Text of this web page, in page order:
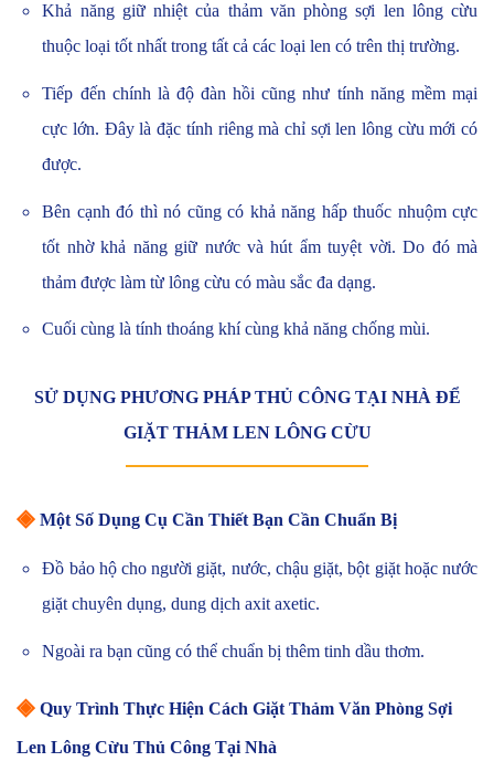
Khả năng giữ nhiệt của thảm văn phòng sợi len lông cừu
thuộc loại tốt nhất trong tất cả các loại len có trên thị trường.
Tiếp đến chính là độ đàn hồi cũng như tính năng mềm mại
cực lớn. Đây là đặc tính riêng mà chỉ sợi len lông cừu mới có
được.
Bên cạnh đó thì nó cũng có khả năng hấp thuốc nhuộm cực
tốt nhờ khả năng giữ nước và hút ẩm tuyệt vời. Do đó mà
thảm được làm từ lông cừu có màu sắc đa dạng.
Cuối cùng là tính thoáng khí cùng khả năng chống mùi.
SỬ DỤNG PHƯƠNG PHÁP THỦ CÔNG TẠI NHÀ ĐỂ
GIẶT THẢM LEN LÔNG CỪU
◈ Một Số Dụng Cụ Cần Thiết Bạn Cần Chuẩn Bị
Đồ bảo hộ cho người giặt, nước, chậu giặt, bột giặt hoặc nước
giặt chuyên dụng, dung dịch axit axetic.
Ngoài ra bạn cũng có thể chuẩn bị thêm tinh dầu thơm.
◈ Quy Trình Thực Hiện Cách Giặt Thảm Văn Phòng Sợi
Len Lông Cừu Thủ Công Tại Nhà